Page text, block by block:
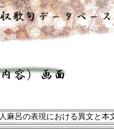
人麻呂の表現における異文と本